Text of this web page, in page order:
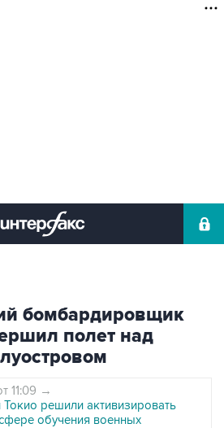
бомбардировщик
полет над
11:09 →
решили активизировать
обучения военных